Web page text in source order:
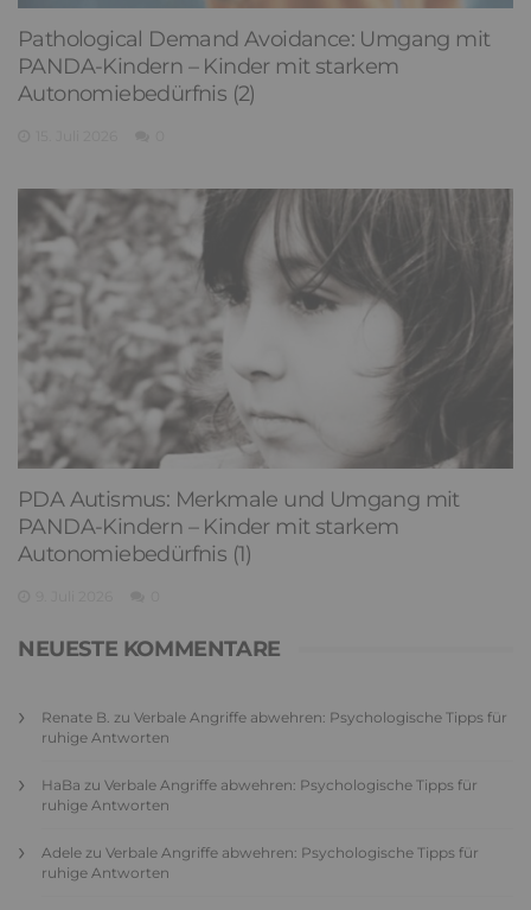
Pathological Demand Avoidance: Umgang mit
PANDA-Kindern – Kinder mit starkem
Autonomiebedürfnis (2)
PDA Autismus: Merkmale und Umgang mit
PANDA-Kindern – Kinder mit starkem
Autonomiebedürfnis (1)
NEUESTE KOMMENTARE
Renate B. zu Verbale Angriffe abwehren: Psychologische Tipps für
ruhige Antworten
HaBa zu Verbale Angriffe abwehren: Psychologische Tipps für
ruhige Antworten
Adele zu Verbale Angriffe abwehren: Psychologische Tipps für
ruhige Antworten